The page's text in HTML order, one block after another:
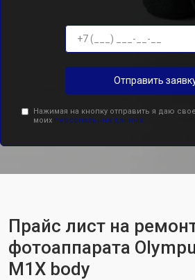
Отправить
Нажимая на кнопку отправить я даю
моих персональных данных.
Прайс лист на
фотоаппарата
M1X body